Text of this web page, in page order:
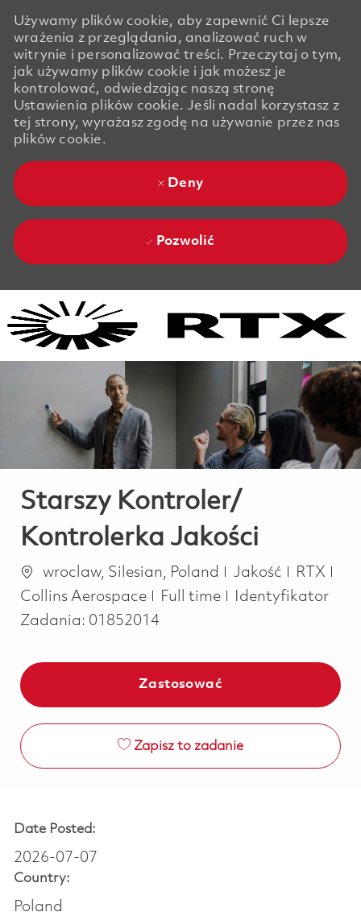
Używamy plików cookie, aby zapewnić Ci lepsze
wrażenia z przeglądania, analizować ruch w
witrynie i personalizować treści. Przeczytaj o tym,
jak używamy plików cookie i jak możesz je
kontrolować, odwiedzając naszą stronę
Ustawienia plików cookie. Jeśli nadal korzystasz z
tej strony, wyrażasz zgodę na używanie przez nas
plików cookie.
Deny
Pozwolić
Starszy Kontroler/
Kontrolerka Jakości
Lokalizacja
wroclaw, Silesian, Poland Kategoria
Jakość
RTX
Collins Aerospace
Job Type
Full time
Identyfikator
Zadania: 01852014
Zastosować
Zapisz to zadanie
Date Posted:
2026-07-07
Country:
Poland